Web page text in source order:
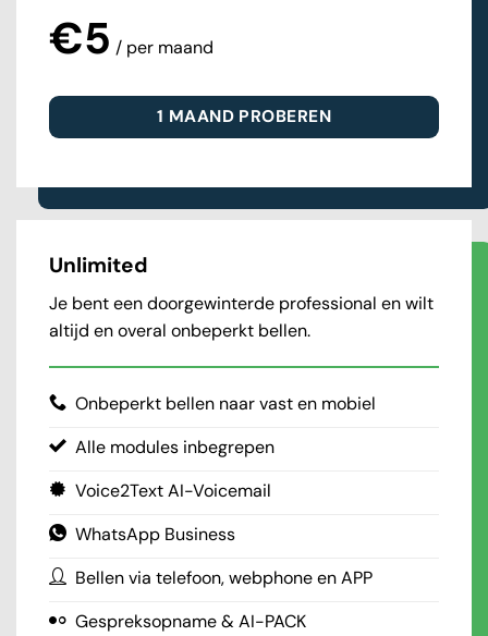
€5 / per maand
1 MAAND PROBEREN
Unlimited
Je bent een doorgewinterde professional en wilt
altijd en overal onbeperkt bellen.
Onbeperkt bellen naar vast en mobiel
Alle modules inbegrepen
Voice2Text AI-Voicemail
WhatsApp Business
Bellen via telefoon, webphone en APP
Gespreksopname & AI-PACK